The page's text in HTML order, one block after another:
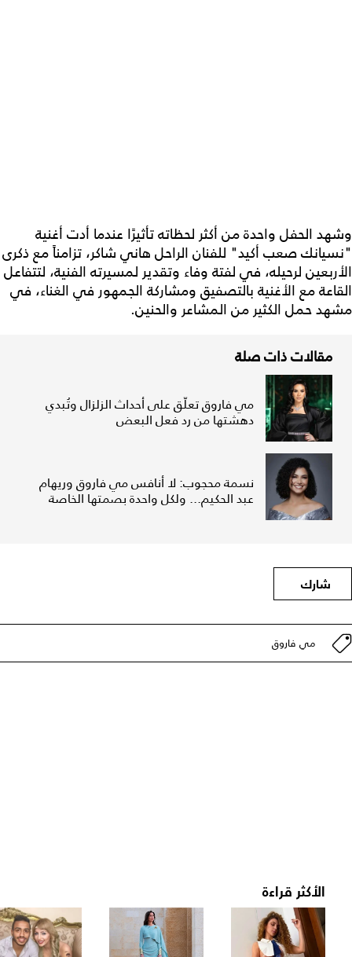
وشهد الحفل واحدة من أكثر لحظاته تأثيرًا عندما أدت أغنية
"نسيانك صعب أكيد" للفنان الراحل هاني شاكر، تزامناً مع ذكرى
الأربعين لرحيله، في لفتة وفاء وتقدير لمسيرته الفنية، لتتفاعل
القاعة مع الأغنية بالتصفيق ومشاركة الجمهور في الغناء، في
مشهد حمل الكثير من المشاعر والحنين.
مقالات ذات صلة
مي فاروق تعلّق على أحداث الزلزال وتُبدي
دهشتها من رد فعل البعض
نسمة محجوب: لا أنافس مي فاروق وريهام
عبد الحكيم... ولكل واحدة بصمتها الخاصة
شارك
مي فاروق
الأكثر قراءة